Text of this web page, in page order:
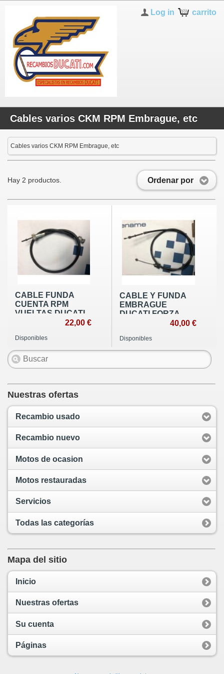
carrito
Log in
Cables varios CKM RPM Embrague, etc
Cables varios CKM RPM Embrague, etc
Ordenar por
Hay 2 productos.
CABLE FUNDA
CUENTA RPM
VUELTAS DUCATI
24 HORAS TODAS
22,00 €
Disponibles
CABLE Y FUNDA
EMBRAGUE
DUCATI FORZA
ORIGINAL USADO
40,00 €
Disponibles
Nuestras ofertas
Recambio usado
Recambio nuevo
Motos de ocasion
Motos restauradas
Servicios
Todas las categorías
Mapa del sitio
Inicio
Nuestras ofertas
Su cuenta
Páginas